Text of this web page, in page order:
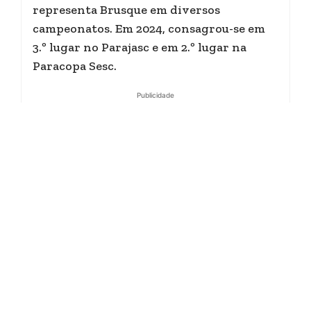
representa Brusque em diversos
campeonatos. Em 2024, consagrou-se em
3.º lugar no Parajasc e em 2.º lugar na
Paracopa Sesc.
Publicidade